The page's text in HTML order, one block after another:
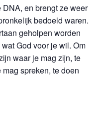
DNA, en brengt ze weer
bedoeld waren.
geholpen worden
God voor je wil. Om
waar je mag zijn, te
spreken, te doen